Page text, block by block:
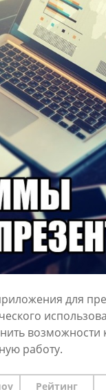
для
возможности
работу.
Рейтинг